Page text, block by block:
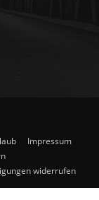
Impressum
widerrufen